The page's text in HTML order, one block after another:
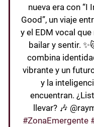
nueva era con “I
Good”, un viaje
y el EDM vocal
bailar y sentir.
combina
vibrante y un
y la
encuentran.
llevar? 🎶
#ZonaEmergente